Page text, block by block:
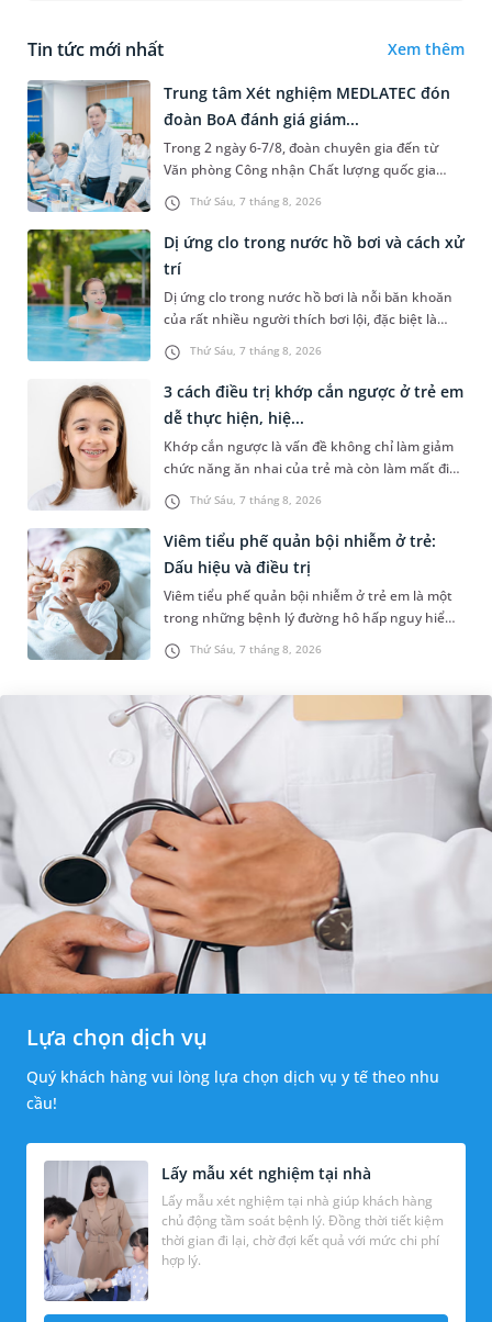
Tin tức mới nhất Xem thêm
Thứ Sáu, 7 tháng 8, 2026
Trung tâm Xét nghiệm MEDLATEC đón
đoàn BoA đánh giá giám...
Trong 2 ngày 6-7/8, đoàn chuyên gia đến từ
Văn phòng Công nhận Chất lượng quốc gia
(BoA) đã ghi nhận và đánh giá cao nỗ lực duy trì
hệ thống quản lý chất lượ...
Thứ Sáu, 7 tháng 8, 2026
Dị ứng clo trong nước hồ bơi và cách xử
trí
Dị ứng clo trong nước hồ bơi là nỗi băn khoăn
của rất nhiều người thích bơi lội, đặc biệt là
những trường hợp thường xuyên bơi ở những
hồ bơi nhân tạo. Bài v...
Thứ Sáu, 7 tháng 8, 2026
3 cách điều trị khớp cắn ngược ở trẻ em
dễ thực hiện, hiệ...
Khớp cắn ngược là vấn đề không chỉ làm giảm
chức năng ăn nhai của trẻ mà còn làm mất đi
sự cân đối của khuôn mặt. Do đó, cần khắc
phục sớm tình trạng này để...
Thứ Sáu, 7 tháng 8, 2026
Viêm tiểu phế quản bội nhiễm ở trẻ:
Dấu hiệu và điều trị
Viêm tiểu phế quản bội nhiễm ở trẻ em là một
trong những bệnh lý đường hô hấp nguy hiểm,
thường bùng phát vào thời điểm giao mùa. Khi
những tổn thương ban đầ...
Lựa chọn dịch vụ
Quý khách hàng vui lòng lựa chọn dịch vụ y tế theo nhu
cầu!
Lấy mẫu xét nghiệm tại nhà
Lấy mẫu xét nghiệm tại nhà giúp khách hàng
chủ động tầm soát bệnh lý. Đồng thời tiết kiệm
thời gian đi lại, chờ đợi kết quả với mức chi phí
hợp lý.